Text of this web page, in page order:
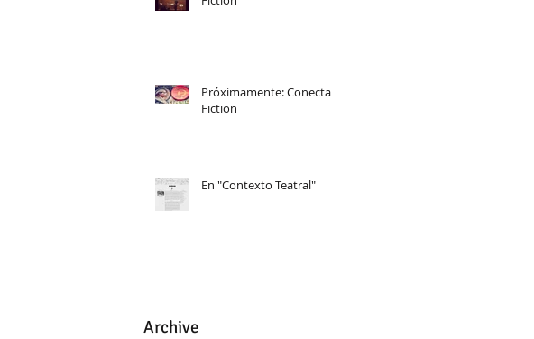
Próximamente: Conecta
Fiction
En "Contexto Teatral"
Archive